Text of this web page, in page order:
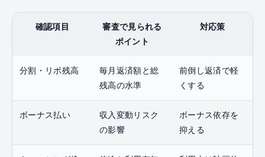
確認項目
審査で見られる
ポイント
対応策
分割・リボ残高
毎月返済額と総
残高の水準
前倒し返済で軽
くする
ボーナス払い
収入変動リスク
の影響
ボーナス依存を
抑える